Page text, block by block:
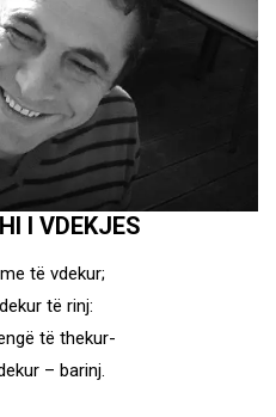
I VDEKJES
të vdekur;
të rinj:
të thekur-
– barinj.